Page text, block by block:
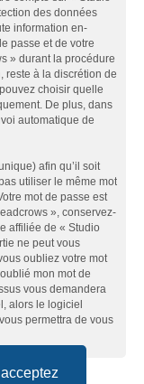
des données
information en-
passe et de votre
» durant la procédure
reste à la discrétion de
choisir quelle
De plus, dans
automatique de
afin qu’il soit
utiliser le même mot
mot de passe est
», conservez-
affiliée de « Studio
ne peut vous
oubliez votre mot
mon mot de
vous demandera
alors le logiciel
permettra de vous